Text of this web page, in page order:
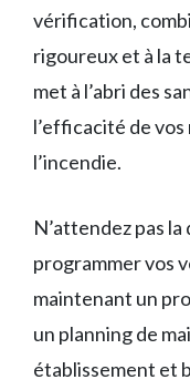
vérification,
rigoureux et à la
met à l’abri des
l’efficacité de
l’incendie.
N’attendez pas
programmer vos
maintenant un
un planning de
établissement et